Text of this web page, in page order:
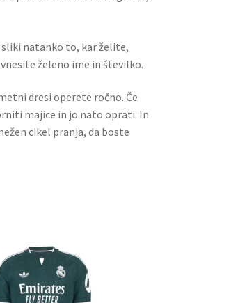
sliki natanko to, kar želite,
želeno ime in številko.
dresi operete ročno. Če
majice in jo nato oprati. In
cikel pranja, da boste